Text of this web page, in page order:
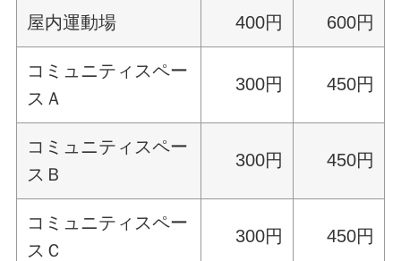
屋内運動場 400円 600円
コミュニティスペー
スＡ
300円 450円
コミュニティスペー
スＢ
300円 450円
コミュニティスペー
スＣ
300円 450円